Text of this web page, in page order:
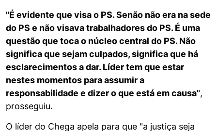
"É evidente que visa o PS. Senão não era na sede
do PS e não visava trabalhadores do PS. É uma
questão que toca o núcleo central do PS. Não
significa que sejam culpados, significa que há
esclarecimentos a dar. Líder tem que estar
nestes momentos para assumir a
responsabilidade e dizer o que está em causa",
prosseguiu.
O líder do Chega apela para que "a justiça seja